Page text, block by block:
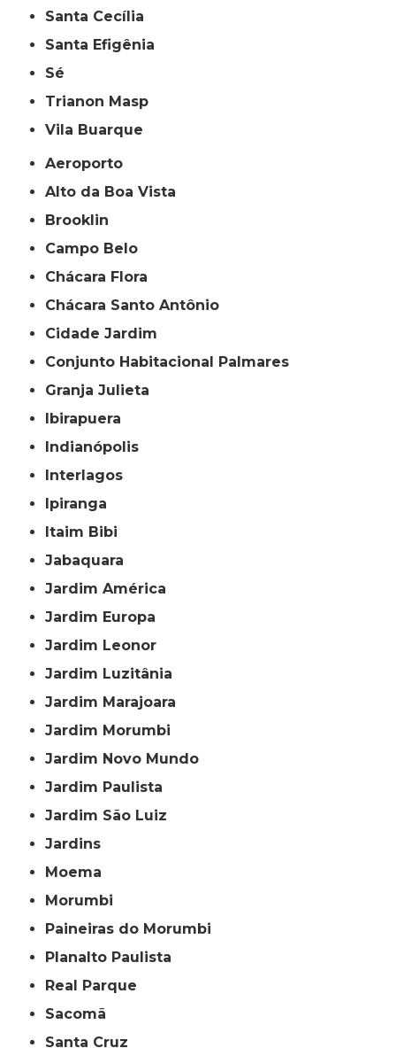
Santa Cecília
Santa Efigênia
Sé
Trianon Masp
Vila Buarque
Aeroporto
Alto da Boa Vista
Brooklin
Campo Belo
Chácara Flora
Chácara Santo Antônio
Cidade Jardim
Conjunto Habitacional Palmares
Granja Julieta
Ibirapuera
Indianópolis
Interlagos
Ipiranga
Itaim Bibi
Jabaquara
Jardim América
Jardim Europa
Jardim Leonor
Jardim Luzitânia
Jardim Marajoara
Jardim Morumbi
Jardim Novo Mundo
Jardim Paulista
Jardim São Luiz
Jardins
Moema
Morumbi
Paineiras do Morumbi
Planalto Paulista
Real Parque
Sacomã
Santa Cruz